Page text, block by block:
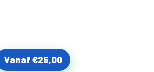
Vanaf €25,00